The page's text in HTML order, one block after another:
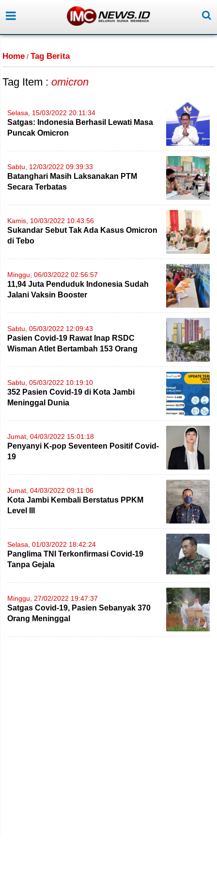
Home / Tag Berita
Tag Item : omicron
Selasa, 15/03/2022 20:11:34
Satgas: Indonesia Berhasil Lewati Masa
Puncak Omicron
Sabtu, 12/03/2022 09:39:33
Batanghari Masih Laksanakan PTM
Secara Terbatas
Kamis, 10/03/2022 10:43:56
Sukandar Sebut Tak Ada Kasus Omicron
di Tebo
Minggu, 06/03/2022 02:56:57
11,94 Juta Penduduk Indonesia Sudah
Jalani Vaksin Booster
Sabtu, 05/03/2022 12:09:43
Pasien Covid-19 Rawat Inap RSDC
Wisman Atlet Bertambah 153 Orang
Sabtu, 05/03/2022 10:19:10
352 Pasien Covid-19 di Kota Jambi
Meninggal Dunia
Jumat, 04/03/2022 15:01:18
Penyanyi K-pop Seventeen Positif Covid-
19
Jumat, 04/03/2022 09:11:06
Kota Jambi Kembali Berstatus PPKM
Level III
Selasa, 01/03/2022 18:42:24
Panglima TNI Terkonfirmasi Covid-19
Tanpa Gejala
Minggu, 27/02/2022 19:47:37
Satgas Covid-19, Pasien Sebanyak 370
Orang Meninggal